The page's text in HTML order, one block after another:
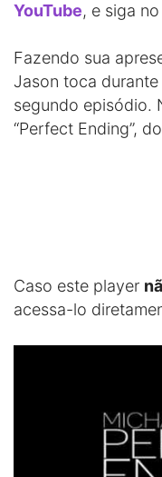
YouTube, e siga no
Fazendo sua
Jason toca
segundo episódio.
“Perfect Ending”,
Caso este player
acessa-lo